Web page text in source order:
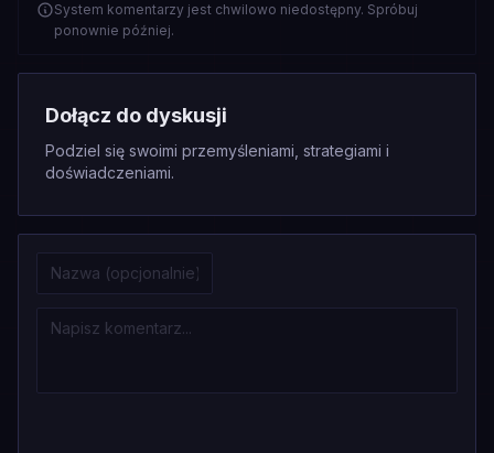
System komentarzy jest chwilowo niedostępny. Spróbuj
ponownie później.
Dołącz do dyskusji
Podziel się swoimi przemyśleniami, strategiami i
doświadczeniami.